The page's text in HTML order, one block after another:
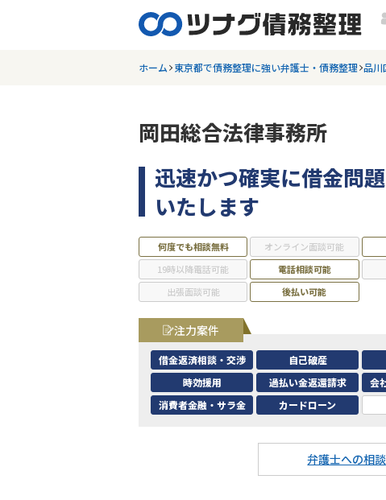
ホーム 東京都で債務整理に強い弁護士・債務整理 品川
岡田総合法律事務所
迅速かつ確実に借金問
いたします
何度でも相談無料 オンライン面談可能
19時以降電話可能
電話相談可能
出張面談可能
後払い可能
弁護士への相
注力案件
借金返済相談・交渉 自己破産
時効援用
過払い金返還請求 会
消費者金融・サラ金
カードローン